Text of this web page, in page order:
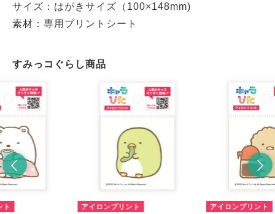
サイズ：はがきサイズ（100×148mm)
素材：専用プリントシート
すみっコぐらし商品
ト アイロンプリント アイロンプリント